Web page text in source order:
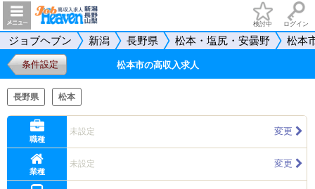
検討中 ログイン
ジョブヘブン 新潟 長野県 松本・塩尻・安曇野 松本
条件設定 松本市の高収入求人
長野県 松本
職種
未設定 変更
業種
未設定 変更